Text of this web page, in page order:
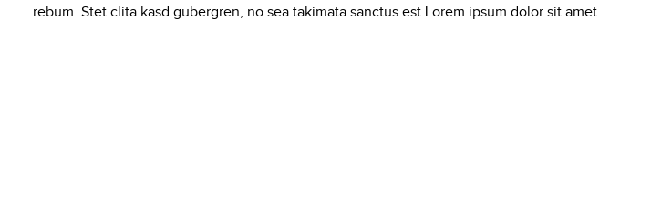
rebum. Stet clita kasd gubergren, no sea takimata sanctus est Lorem ipsum dolor sit amet.